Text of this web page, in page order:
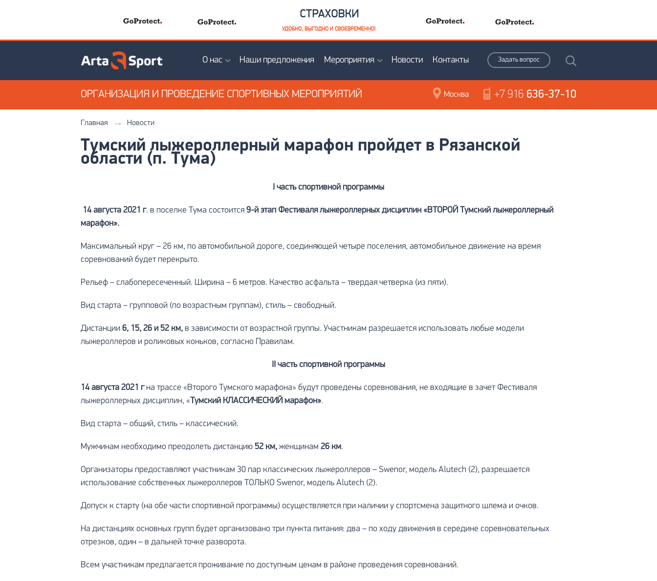
Задать вопрос
О нас Наши предложения Мероприятия Новости Контакты
ОРГАНИЗАЦИЯ И ПРОВЕДЕНИЕ СПОРТИВНЫХ МЕРОПРИЯТИЙ +7 916 636-37-10
Москва
Главная Новости
Тумский лыжероллерный марафон пройдет в Рязанской
области (п. Тума)
I часть спортивной программы
14 августа 2021 г. в поселке Тума состоится 9-й этап Фестиваля лыжероллерных дисциплин «ВТОРОЙ Тумский лыжероллерный
марафон».
Максимальный круг – 26 км, по автомобильной дороге, соединяющей четыре поселения, автомобильное движение на время
соревнований будет перекрыто.
Рельеф – слабопересеченный. Ширина – 6 метров. Качество асфальта – твердая четверка (из пяти).
Вид старта – групповой (по возрастным группам), стиль – свободный.
Дистанции 6, 15, 26 и 52 км, в зависимости от возрастной группы. Участникам разрешается использовать любые модели
лыжероллеров и роликовых коньков, согласно Правилам.
II часть спортивной программы
14 августа 2021 гна трассе «Второго Тумского марафона» будут проведены соревнования, не входящие в зачет Фестиваля
лыжероллерных дисциплин, «Тумский КЛАССИЧЕСКИЙ марафон».
Вид старта – общий, стиль – классический.
Мужчинам необходимо преодолеть дистанцию 52 км, женщинам 26 км.
Организаторы предоставляют участникам 30 пар классических лыжероллеров – Swenor, модель Alutech (2), разрешается
использование собственных лыжероллеров ТОЛЬКО Swenor, модель Alutech (2).
Допуск к старту (на обе части спортивной программы) осуществляется при наличии у спортсмена защитного шлема и очков.
На дистанциях основных групп будет организовано три пункта питания: два – по ходу движения в середине соревновательных
отрезков, один – в дальней точке разворота.
Всем участникам предлагается проживание по доступным ценам в районе проведения соревнований.